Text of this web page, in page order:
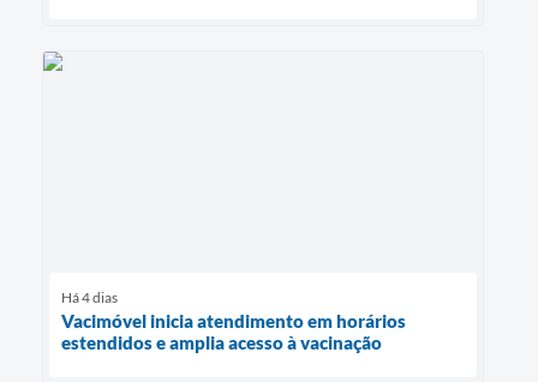
Há 4 dias
Vacimóvel inicia atendimento em horários
estendidos e amplia acesso à vacinação